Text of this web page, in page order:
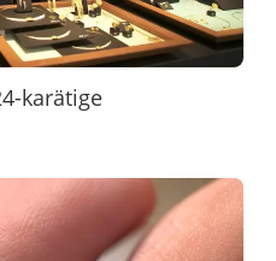
karätige